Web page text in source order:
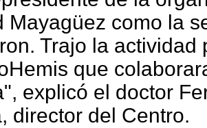
Mayagüez como la
Trajo la actividad
que
explicó el doctor
director del Centro.